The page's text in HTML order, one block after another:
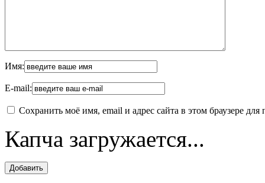
Имя:
E-mail:
Сохранить моё имя, email и адрес сайта в этом браузере
Капча загружается...